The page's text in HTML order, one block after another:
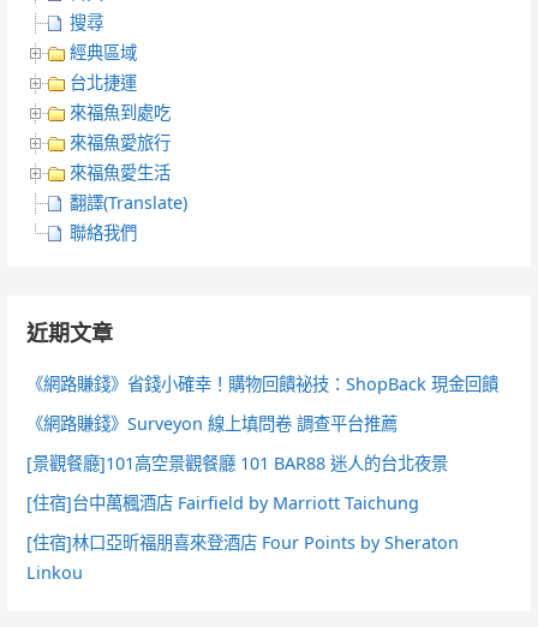
搜尋
經典區域
台北捷運
來福魚到處吃
來福魚愛旅行
來福魚愛生活
翻譯(Translate)
聯絡我們
近期文章
《網路賺錢》省錢小確幸！購物回饋祕技：ShopBack 現金回饋
《網路賺錢》Surveyon 線上填問卷 調查平台推薦
[景觀餐廳]101高空景觀餐廳 101 BAR88 迷人的台北夜景
[住宿]台中萬楓酒店 Fairfield by Marriott Taichung
[住宿]林口亞昕福朋喜來登酒店 Four Points by Sheraton
Linkou